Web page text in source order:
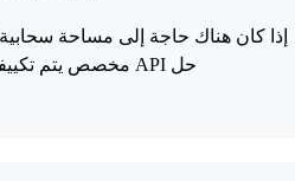
إذا كان هناك حاجة إلى مساحة
حل API مخصص يتم تكييفه وفقًا لمتطلباتك.